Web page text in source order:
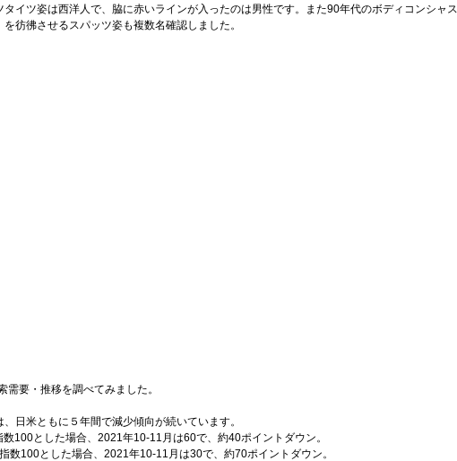
イツ姿は西洋人で、脇に赤いラインが入ったのは男性です。また90年代のボディコンシャス
彷彿させるスパッツ姿も複数名確認しました。
要・推移を調べてみました。
、日米ともに５年間で減少傾向が続いています。
100とした場合、2021年10-11月は60で、約40ポイントダウン。
数100とした場合、2021年10-11月は30で、約70ポイントダウン。